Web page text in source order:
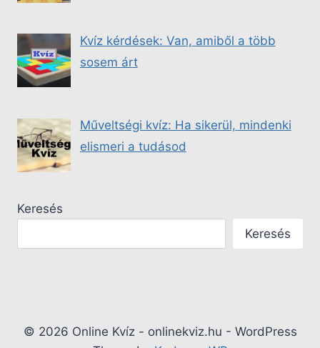
Kvíz kérdések: Van, amiből a több
sosem árt
Műveltségi kvíz: Ha sikerül, mindenki
elismeri a tudásod
Keresés
Keresés
© 2026 Online Kvíz - onlinekviz.hu - WordPress